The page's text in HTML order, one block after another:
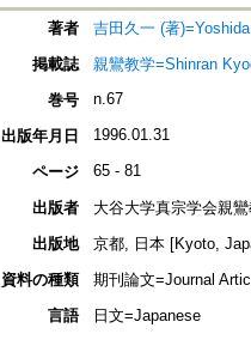
著者
吉田久一 (著
掲載誌
親鸞教学=Shinran
巻号
n.67
出版年月日 1996.01.31
ページ 65 - 81
出版者
大谷大学真宗学会親
出版地
京都, 日本 [Kyoto,
資料の種類
期刊論文=Journal
言語
日文=Japanese